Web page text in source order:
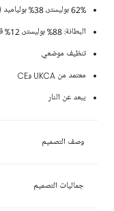
62% بوليستر، 38% بولياميد (تول وأورغانزا)
البطانة: 88% بوليستر، 12% قطن (ناعم وخفيف)
تنظيف موضعي
معتمد من UKCA وCE
يبعد عن النار
وصف التصميم
جماليات التصميم